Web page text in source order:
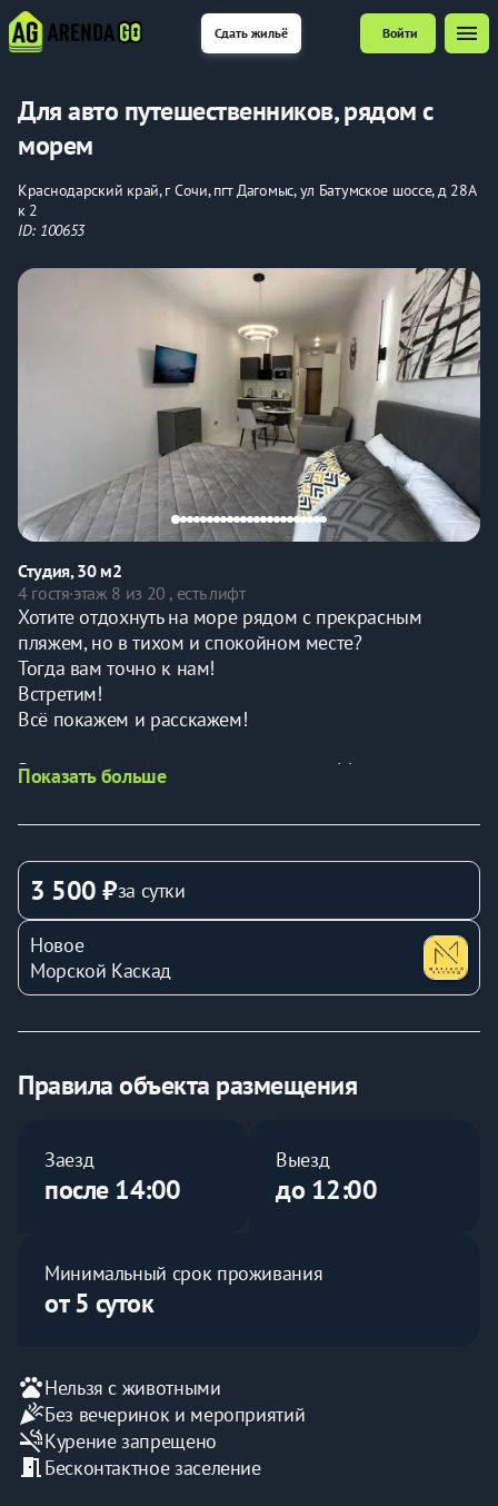
Сдать жильё Войти menu
Для авто путешественников, рядом с
морем
Краснодарский край, г Сочи, пгт Дагомыс, ул Батумское шоссе, д 28А
к 2
ID: 100653
Студия, 30 м2
4 гостя·этаж 8 из 20 , есть лифт
Хотите отдохнуть на море рядом с прекрасным
пляжем, но в тихом и спокойном месте?
Тогда вам точно к нам!
Встретим!
Всё покажем и расскажем!
Рядом нацпарк и чайные плантации. Магазин
На территории ЖК куча парковочных мест, если вы
площадка, тропа теренкура.
В самой квартире:
Двуспальная кровать 160 см
Раскладной диван 120 см
Кухонный гарнитур со всей необходимой
техникой и посудой
Стиральная машинка
Гладильные принадлежности
На балконе столик и два кресла
Вроде ничего не забыл...
Показать больше
3 500 ₽за сутки
Новое
Морской Каскад
Правила объекта размещения
Заезд
после 14:00
Выезд
до 12:00
Минимальный срок проживания
от 5 суток
petsНельзя с животными
celebrationБез вечеринок и мероприятий
smoke_freeКурение запрещено
meeting_room Бесконтактное заселение